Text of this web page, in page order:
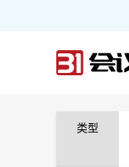
类型